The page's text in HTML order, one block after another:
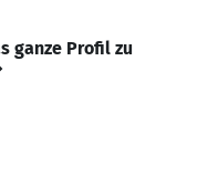
ganze Profil zu